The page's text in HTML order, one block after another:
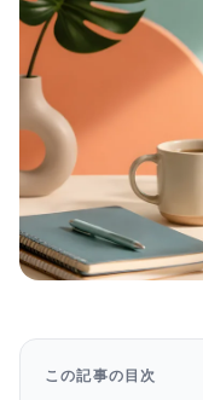
この記事の目次